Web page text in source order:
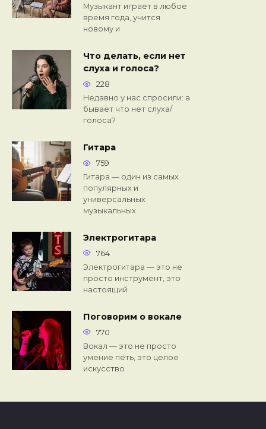
Музыкант играет в любое
время года, учится
новому и
Что делать, если нет
слуха и голоса?
228
Недавно у нас спросили: а
бывает что нет слуха/
голоса?
Гитара
759
Гитара — один из самых
популярных и
универсальных
музыкальных
Электрогитара
764
Электрогитара — это не
просто инструмент, это
настоящий
Поговорим о вокале
770
Вокал — это не просто
умение петь, это целое
искусство